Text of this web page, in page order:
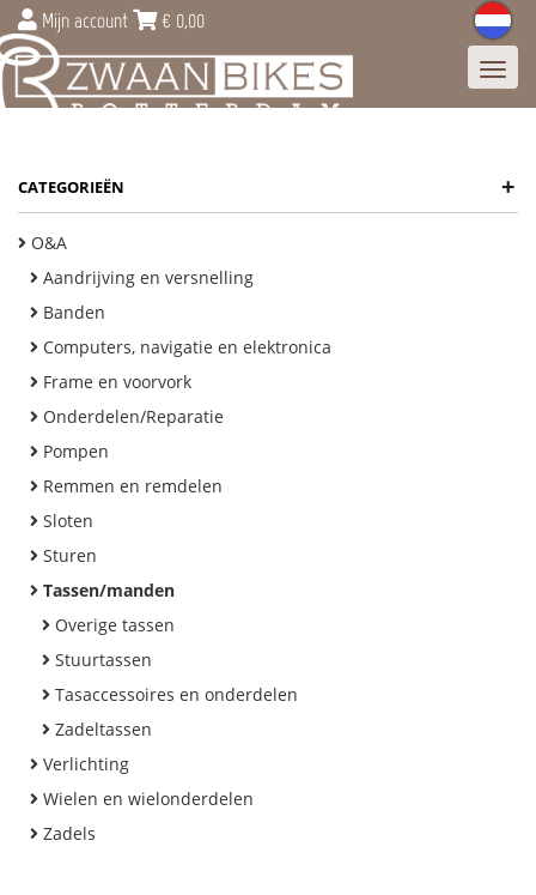
Mijn account € 0,00
CATEGORIEËN +
O&A
Aandrijving en versnelling
Banden
Computers, navigatie en elektronica
Frame en voorvork
Onderdelen/Reparatie
Pompen
Remmen en remdelen
Sloten
Sturen
Tassen/manden
Overige tassen
Stuurtassen
Tasaccessoires en onderdelen
Zadeltassen
Verlichting
Wielen en wielonderdelen
Zadels